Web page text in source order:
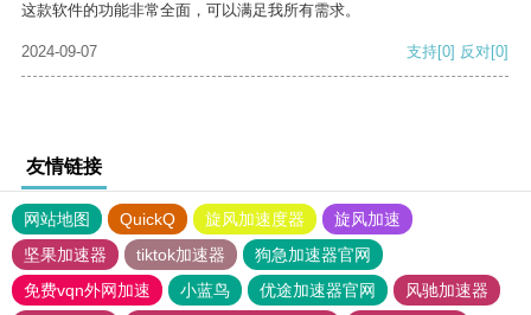
这款软件的功能非常全面，可以满足我所有需求。
2024-09-07 支持[0] 反对[0]
友情链接
网站地图 QuickQ 旋风加速度器
旋风加速
坚果加速器
tiktok加速器
狗急加速器官网
免费vqn外网加速
小蓝鸟 优途加速器官网
风驰加速器